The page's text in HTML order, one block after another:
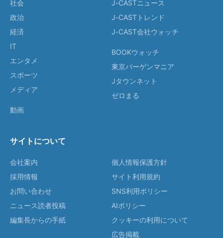
社会
政治
経済
IT
エンタメ
スポーツ
メディア
動画
J-CASTニュース
J-CASTトレンド
J-CAST会社ウォッチ
BOOKウォッチ
東京バーゲンマニア
Jタウンネット
ゼロまる
サイトについて
会社案内
採用情報
お問い合わせ
ニュース読者投稿
編集長からの手紙
個人情報保護方針
サイト利用規約
SNS利用ポリシー
AIポリシー
クッキーの利用について
広告掲載